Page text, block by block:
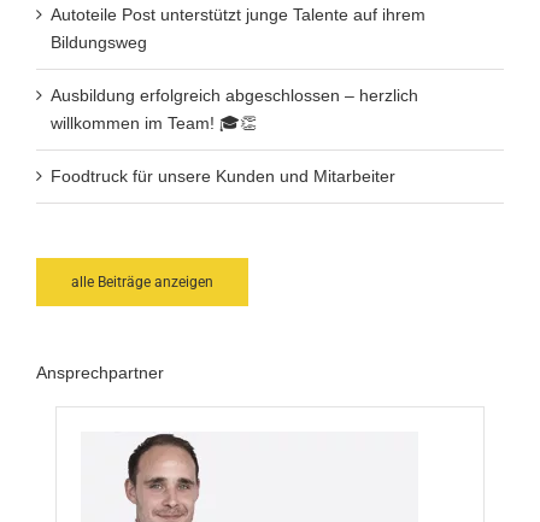
Autoteile Post unterstützt junge Talente auf ihrem
Bildungsweg
Ausbildung erfolgreich abgeschlossen – herzlich
willkommen im Team! 🎓👏
Foodtruck für unsere Kunden und Mitarbeiter
alle Beiträge anzeigen
Ansprechpartner